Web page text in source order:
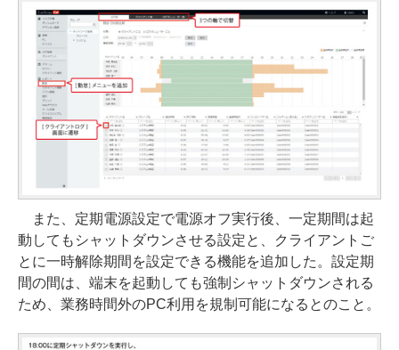
また、定期電源設定で電源オフ実行後、一定期間は起
動してもシャットダウンさせる設定と、クライアントご
とに一時解除期間を設定できる機能を追加した。設定期
間の間は、端末を起動しても強制シャットダウンされる
ため、業務時間外のPC利用を規制可能になるとのこと。